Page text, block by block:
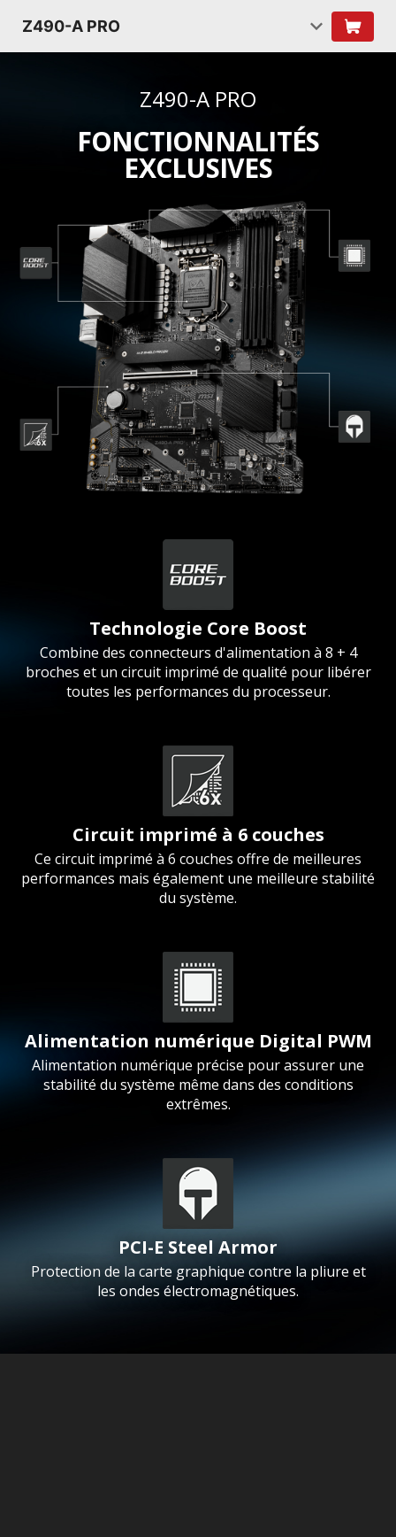
Z490-A PRO
Z490-A PRO
FONCTIONNALITÉS
EXCLUSIVES
Technologie Core Boost
Combine des connecteurs d'alimentation à 8 + 4
broches et un circuit imprimé de qualité pour libérer
toutes les performances du processeur.
Circuit imprimé à 6 couches
Ce circuit imprimé à 6 couches offre de meilleures
performances mais également une meilleure stabilité
du système.
Alimentation numérique Digital PWM
Alimentation numérique précise pour assurer une
stabilité du système même dans des conditions
extrêmes.
PCI-E Steel Armor
Protection de la carte graphique contre la pliure et
les ondes électromagnétiques.